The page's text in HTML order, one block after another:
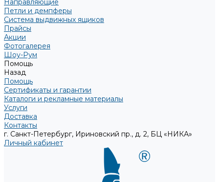
Направляющие
Петли и демпферы
Система выдвижных ящиков
Прайсы
Акции
Фотогалерея
Шоу-Рум
Помощь
Назад
Помощь
Сертификаты и гарантии
Каталоги и рекламные материалы
Услуги
Доставка
Контакты
г. Санкт-Петербург, Ириновский пр., д. 2, БЦ «НИКА»
Личный кабинет